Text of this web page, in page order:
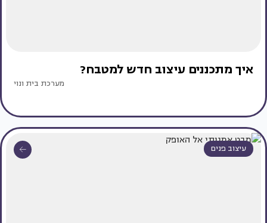
איך מתכננים עיצוב חדש למטבח?
מערכת בית ונוי
עיצוב פנים